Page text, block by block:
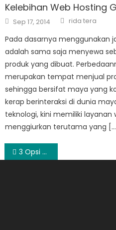
Kelebihan Web Hosting
Posted
on
Sep 17, 2014 Author
rida tera
Pada dasarnya menggunakan
adalah sama saja menyewa
produk yang dibuat.
merupakan tempat menjual
sehingga bersifat maya yang
kerap berinteraksi di dunia
teknologi, kini memiliki layanan
menggiurkan terutama yang
Post
3 Opsi Terbaik Kota Mandiri di Tangerang yang Menyediakan Tempat Bermukim Berkualitas